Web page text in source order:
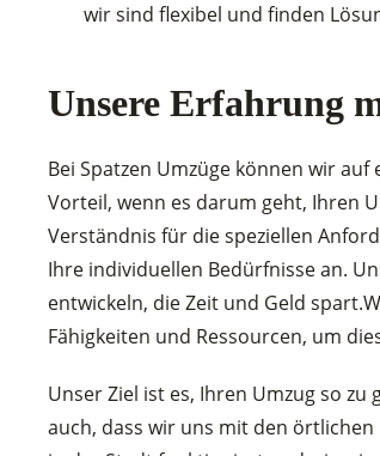
wir sind flexibel und finden
Unsere Erfahrung
Bei Spatzen Umzüge können wir
Vorteil, wenn es darum geht, Ihren
Verständnis für die speziellen
Ihre individuellen Bedürfnisse an.
entwickeln, die Zeit und Geld
Fähigkeiten und Ressourcen, um
Unser Ziel ist es, Ihren Umzug so
auch, dass wir uns mit den